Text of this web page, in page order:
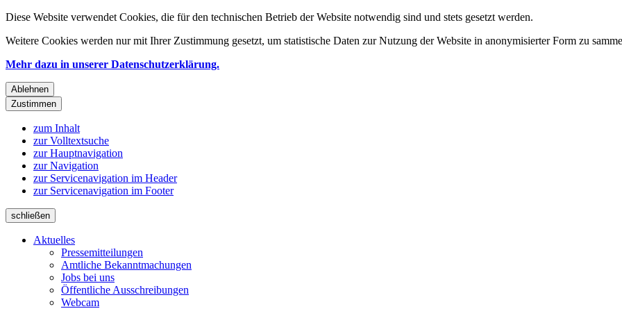
Diese Website verwendet Cookies, die für den technischen Betrieb der Website notwendig sind und stets gesetzt werden.
Weitere Cookies werden nur mit Ihrer Zustimmung gesetzt, um statistische Daten zur Nutzung der Website in anonymisierter Form zu
Mehr dazu in unserer Datenschutzerklärung.
Ablehnen
Zustimmen
zum Inhalt
zur Volltextsuche
zur Hauptnavigation
zur Navigation
zur Servicenavigation im Header
zur Servicenavigation im Footer
schließen
Aktuelles
Pressemitteilungen
Amtliche Bekanntmachungen
Jobs bei uns
Öffentliche Ausschreibungen
Webcam